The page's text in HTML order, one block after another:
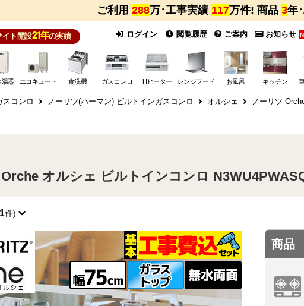
ご利用 288万･工事実績 117万件! 商品 3年
イト開設21年の実績 ログイン 閲覧履歴 ご案内 お知らせ
湯器 エコキュート 食洗機 ガスコンロ IHヒーター レンジフード お風呂 キッチン
スコンロ ノーリツ(ハーマン) ビルトインガスコンロ オルシェ ノーリツ
オルシェ ビルトインコンロ
1件)
商品